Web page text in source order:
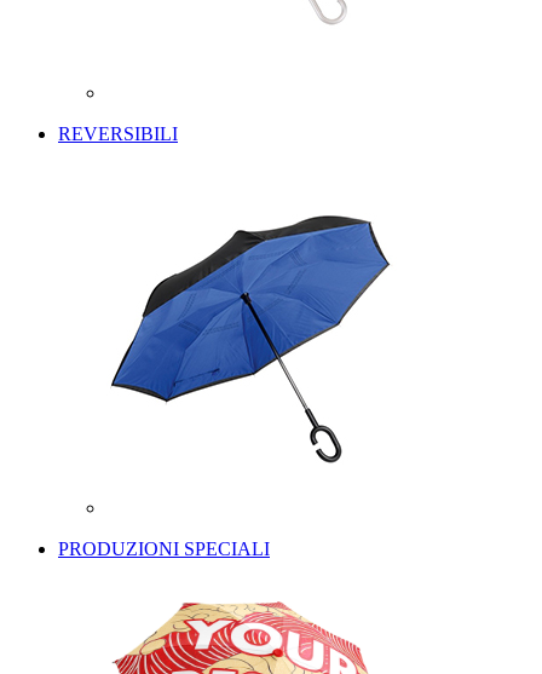
REVERSIBILI
PRODUZIONI SPECIALI